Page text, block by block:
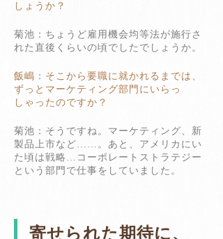
しょうか？
菊池：ちょうど雇用機会均等法が施行さ
れた直後くらいの頃でしたでしょうか。
飯嶋：そこから要職に就かれるまでは、
ずっとマーケティング部門にいらっ
しゃったのですか？
菊池：そうですね。マーケティング、新
製品上市など……。あと、アメリカにい
た頃は戦略…コーポレートストラテジー
という部門で仕事をしていました。
寄せられた期待に、